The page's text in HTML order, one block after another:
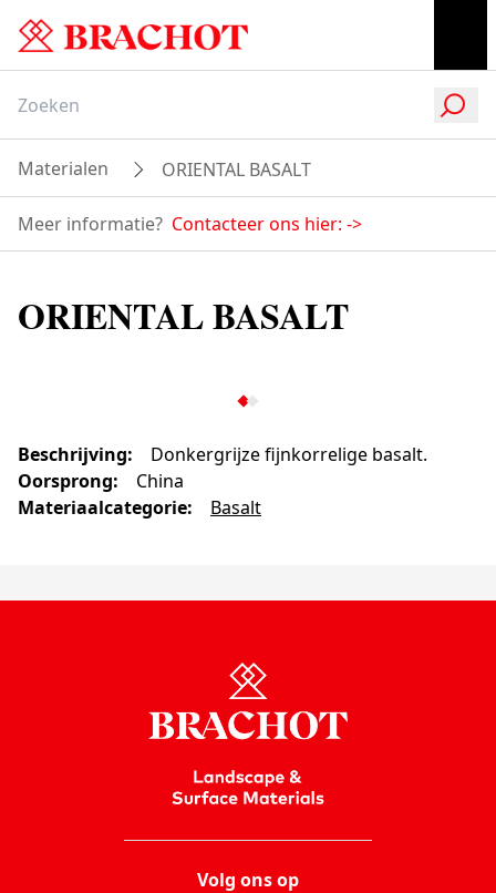
Materialen ORIENTAL BASALT
Meer informatie? Contacteer ons hier: ->
ORIENTAL BASALT
Beschrijving:
Donkergrijze fijnkorrelige basalt.
Oorsprong:
China
Materiaalcategorie: Basalt
Volg ons op